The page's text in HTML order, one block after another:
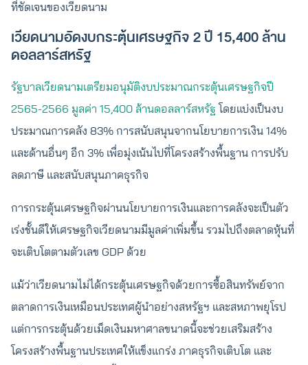
ที่ชัดเจนของเวียดนาม
เวียดนามอัดงบกระตุ้นเศรษฐกิจ 2 ปี 15,400 ล้าน
ดอลลาร์สหรัฐ
รัฐบาลเวียดนามเตรียมอนุมัติงบประมาณกระตุ้นเศรษฐกิจปี
2565-2566 มูลค่า 15,400 ล้านดอลลาร์สหรัฐ โดยแบ่งเป็นงบ
ประมาณการคลัง 83% การสนับสนุนจากนโยบายการเงิน 14%
และด้านอื่นๆ อีก 3% เพื่อมุ่งเน้นไปที่โครงสร้างพื้นฐาน การปรับ
ลดภาษี และสนับสนุนภาคธุรกิจ
การกระตุ้นเศรษฐกิจผ่านนโยบายการเงินและการคลังจะเป็นตัว
เร่งชั้นดีให้เศรษฐกิจเวียดนามมีมูลค่าเพิ่มขึ้น รวมไปถึงตลาดหุ้นที่
จะเติบโตตามตัวเลข GDP ด้วย
แม้ว่าเวียดนามไม่ได้กระตุ้นเศรษฐกิจด้วยการซื้อสินทรัพย์จาก
ตลาดการเงินเหมือนประเทศผู้นำอย่างสหรัฐฯ และสหภาพยุโรป
แต่การกระตุ้นด้วยเม็ดเงินมหาศาลขนาดนี้จะช่วยเสริมสร้าง
โครงสร้างพื้นฐานประเทศให้แข็งแกร่ง ภาคธุรกิจเติบโต และ